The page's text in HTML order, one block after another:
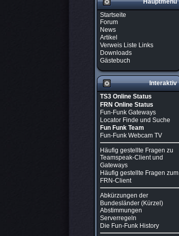
Startseite
Forum
News
Artikel
Verweis Liste Links
Downloads
Gästebuch
Interaktiv
TS3 Online Status
FRN Online Status
Fun-Funk Gateways
Locator Finde und Suche
Fun Funk Team
Fun-Funk Webcam TV
Häufig gestellte Fragen zu
Teamspeak-Client und
Gateways
Häufig gestellte Fragen zum
FRN-Client
Abkürzungen der
Bundesländer (Kürzel)
Abstimmungen
Serverregeln
Die Fun-Funk History